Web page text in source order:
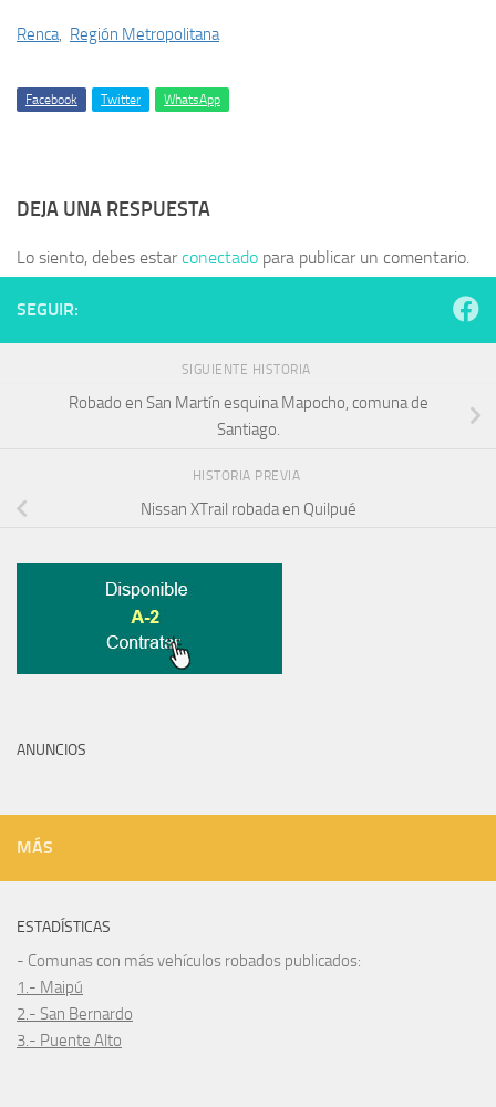
Renca, Región Metropolitana
Facebook Twitter WhatsApp
DEJA UNA RESPUESTA
Lo siento, debes estarconectado para publicar un comentario.
SEGUIR:
SIGUIENTE HISTORIA
Robado en San Martín esquina Mapocho, comuna de
Santiago.
HISTORIA PREVIA
Nissan XTrail robada en Quilpué
ANUNCIOS
MÁS
ESTADÍSTICAS
- Comunas con más vehículos robados publicados:
1.- Maipú
2.- San Bernardo
3.- Puente Alto